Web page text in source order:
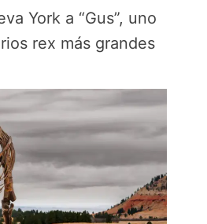
York a “Gus”, uno
rex más grandes